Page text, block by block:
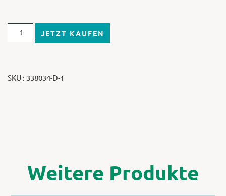
JETZT KAUFEN
SKU : 338034-D-1
Weitere Produkte